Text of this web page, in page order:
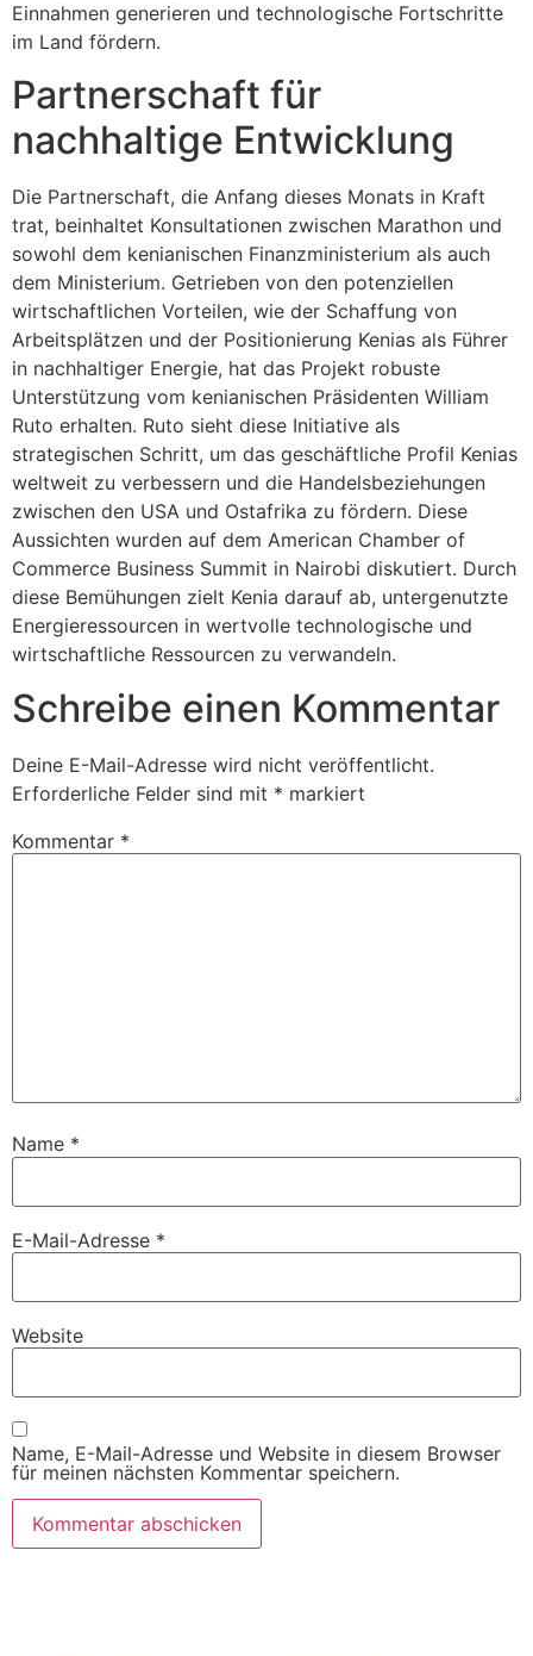
Einnahmen generieren und technologische Fortschritte
im Land fördern.
Partnerschaft für
nachhaltige Entwicklung
Die Partnerschaft, die Anfang dieses Monats in Kraft
trat, beinhaltet Konsultationen zwischen Marathon und
sowohl dem kenianischen Finanzministerium als auch
dem Ministerium. Getrieben von den potenziellen
wirtschaftlichen Vorteilen, wie der Schaffung von
Arbeitsplätzen und der Positionierung Kenias als Führer
in nachhaltiger Energie, hat das Projekt robuste
Unterstützung vom kenianischen Präsidenten William
Ruto erhalten. Ruto sieht diese Initiative als
strategischen Schritt, um das geschäftliche Profil Kenias
weltweit zu verbessern und die Handelsbeziehungen
zwischen den USA und Ostafrika zu fördern. Diese
Aussichten wurden auf dem American Chamber of
Commerce Business Summit in Nairobi diskutiert. Durch
diese Bemühungen zielt Kenia darauf ab, untergenutzte
Energieressourcen in wertvolle technologische und
wirtschaftliche Ressourcen zu verwandeln.
Schreibe einen Kommentar
Deine E-Mail-Adresse wird nicht veröffentlicht.
Erforderliche Felder sind mit * markiert
Kommentar *
Name *
E-Mail-Adresse *
Website
Name, E-Mail-Adresse und Website in diesem Browser
für meinen nächsten Kommentar speichern.